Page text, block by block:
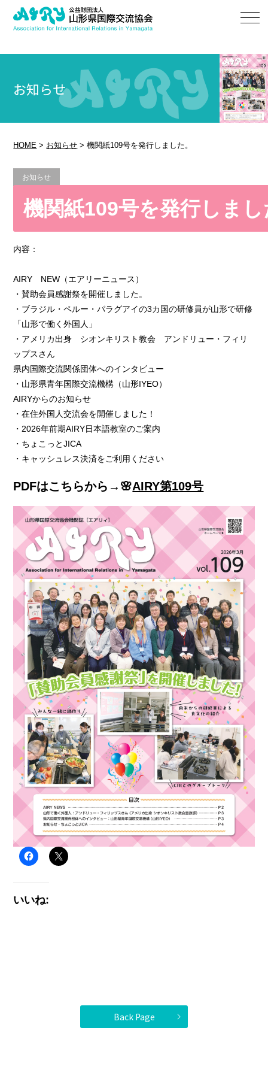
お知らせ
HOME > お知らせ >機関紙109号を発行しました。
お知らせ
機関紙109号を発行しま
内容：
AIRY NEW（エアリーニュース）
・賛助会員感謝祭を開催しました。
・ブラジル・ペルー・パラグアイの3カ国の研修員が山形で研修
「山形で働く外国人」
・アメリカ出身 シオンキリスト教会 アンドリュー・フィリ
ップスさん
県内国際交流関係団体へのインタビュー
・山形県青年国際交流機構（山形IYEO）
AIRYからのお知らせ
・在住外国人交流会を開催しました！
・2026年前期AIRY日本語教室のご案内
・ちょこっとJICA
・キャッシュレス決済をご利用ください
PDFはこちらから→🌸AIRY第109号
いいね:
Back Page